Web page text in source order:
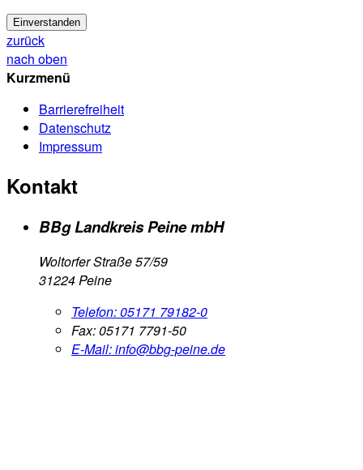
Einverstanden
zurück
nach oben
Kurzmenü
Barrierefreiheit
Datenschutz
Impressum
Kontakt
BBg Landkreis Peine mbH
Woltorfer Straße 57/59
31224 Peine
Telefon:05171 79182-0
Fax:05171 7791-50
E-Mail:info@bbg-peine.de